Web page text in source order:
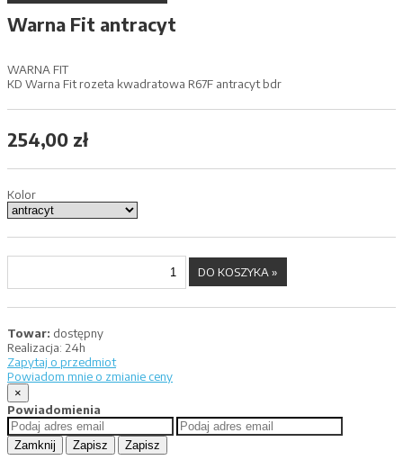
Warna Fit antracyt
WARNA FIT
KD Warna Fit rozeta kwadratowa R67F antracyt bdr
254,00 zł
Kolor
Towar: dostępny
Realizacja: 24h
Zapytaj o przedmiot
Powiadom mnie o zmianie ceny
×
Powiadomienia
Zamknij Zapisz Zapisz